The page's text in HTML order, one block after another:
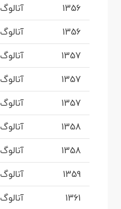
1356
آنالوگ
1356
آنالوگ
1357
آنالوگ
1357
آنالوگ
1357
آنالوگ
1358
آنالوگ
1358
آنالوگ
1359
آنالوگ
1361
آنالوگ